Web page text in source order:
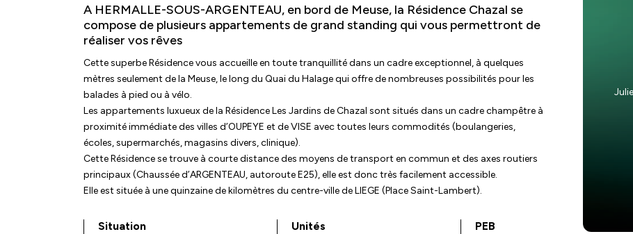
A HERMALLE-SOUS-ARGENTEAU, en bord de Meuse, la Résidence Chazal se
compose de plusieurs appartements de grand standing qui vous permettront de
réaliser vos rêves
Cette superbe Résidence vous accueille en toute tranquillité dans un cadre exceptionnel, à quelques
mètres seulement de la Meuse, le long du Quai du Halage qui offre de nombreuses possibilités pour les
balades à pied ou à vélo.
Les appartements luxueux de la Résidence Les Jardins de Chazal sont situés dans un cadre champêtre à
proximité immédiate des villes d’OUPEYE et de VISE avec toutes leurs commodités (boulangeries,
écoles, supermarchés, magasins divers, clinique).
Cette Résidence se trouve à courte distance des moyens de transport en commun et des axes routiers
principaux (Chaussée d’ARGENTEAU, autoroute E25), elle est donc très facilement accessible.
Elle est située à une quinzaine de kilomètres du centre-ville de LIEGE (Place Saint-Lambert).
Situation Unités PEB